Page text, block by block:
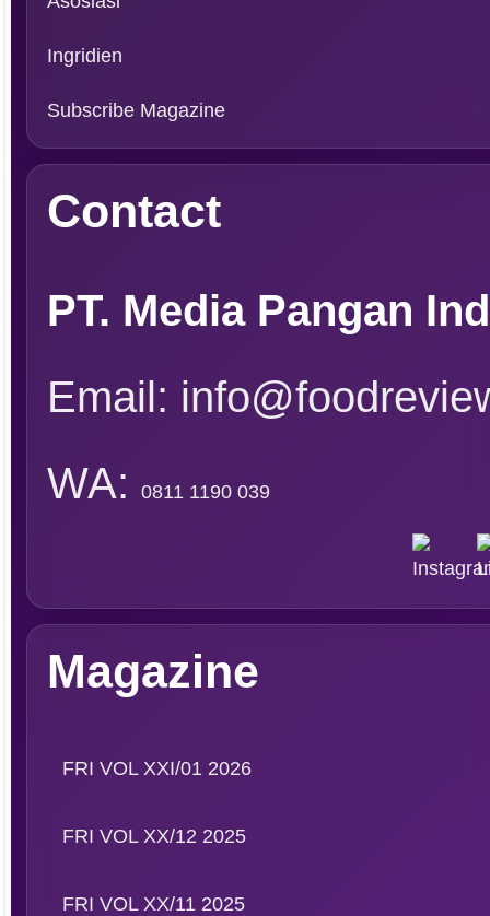
Ingridien
Subscribe Magazine
Contact
PT. Media Pangan
Email:
WA:
0811 1190 039
Magazine
FRI VOL XXI/01 2026
FRI VOL XX/12 2025
FRI VOL XX/11 2025